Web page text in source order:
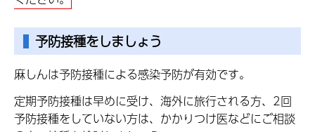
予防接種をしましょう
麻しんは予防接種による感染予防が有効です。
定期予防接種は早めに受け、海外に旅行される方、2回
予防接種をしていない方は、かかりつけ医などにご相談